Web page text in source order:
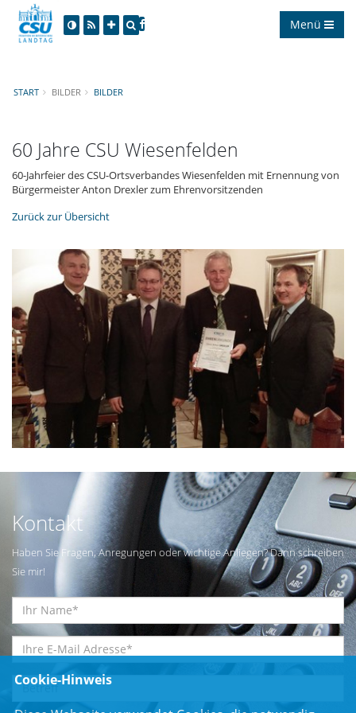
Menü
START BILDER BILDER
60 Jahre CSU Wiesenfelden
60-Jahrfeier des CSU-Ortsverbandes Wiesenfelden mit Ernennung von
Bürgermeister Anton Drexler zum Ehrenvorsitzenden
Zurück zur Übersicht
Kontakt
Haben Sie Fragen, Anregungen oder wichtige Anliegen? Dann schreiben
Sie mir!
Cookie-Hinweis